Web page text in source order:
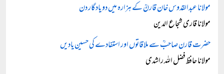
مولانا عبدالقدوس خان قارنؒ کے ہزارہ میں دو یادگار دن
مولانا قاری شجاع الدین
حضرت قارن صاحبؒ سے ملاقاتوں اور استفادے کی حسین یادیں
مولانا حافظ فضل اللہ راشدی